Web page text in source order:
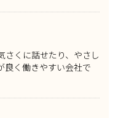
さくに話せたり、やさし
良く働きやすい会社で